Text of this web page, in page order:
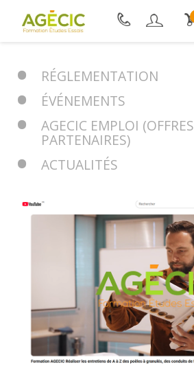
RÉGLEMENTATION
ÉVÉNEMENTS
AGECIC EMPLOI (OFFRES
PARTENAIRES)
ACTUALITÉS